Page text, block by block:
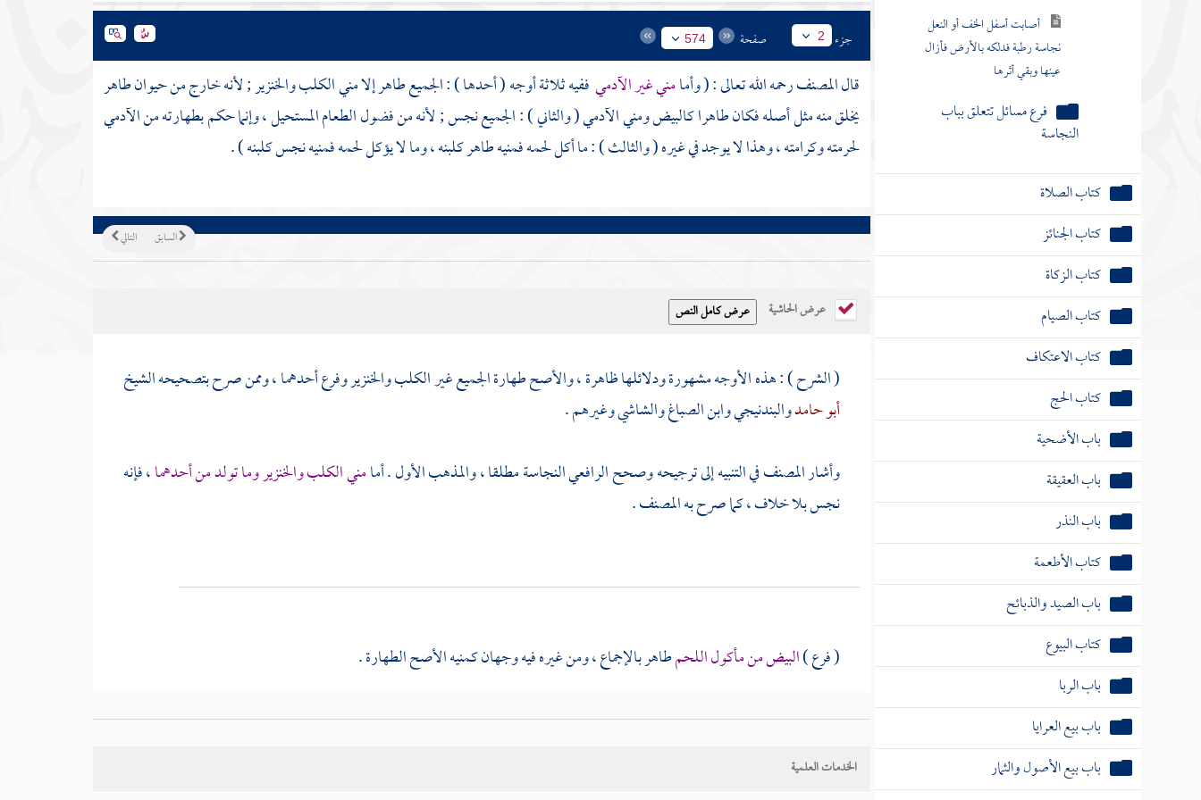
أصابت أسفل الخف أو النعل
نجاسة رطبة فدلكه بالأرض فأزال
عينها وبقي أثرها
فرع مسائل تتعلق بباب
النجاسة
كتاب الصلاة
كتاب الجنائز
كتاب الزكاة
كتاب الصيام
كتاب الاعتكاف
كتاب الحج
باب الأضحية
باب العقيقة
باب النذر
كتاب الأطعمة
باب الصيد والذبائح
كتاب البيوع
باب الربا
باب بيع العرايا
باب بيع الأصول والثمار
جزء 2 صفحة 574
قالالمصنفرحمه الله تعالى : ( وأمامني غير الآدميففيه ثلاثة أوجه ( أحدها ) : الجميع طاهر إلا مني الكلب والخنزير ; لأنه خارج من حيوان طاهر
يخلق منه مثل أصله فكان طاهرا كالبيض ومني الآدمي ( والثاني ) : الجميع نجس ; لأنه من فضول الطعام المستحيل ، وإنما حكم بطهارته من الآدمي
لحرمته وكرامته ، وهذا لا يوجد في غيره ( والثالث ) : ما أكل لحمه فمنيه طاهر كلبنه ، وما لا يؤكل لحمه فمنيه نجس كلبنه ) .
التالي السابق
عرض الحاشية
( الشرح ) : هذه الأوجه مشهورة ودلائلها ظاهرة ، والأصح طهارة الجميع غير الكلب والخنزير وفرع أحدهما ، وممن صرح بتصحيحه الشيخ
أبو حامدوالبندنيجيوابن الصباغوالشاشيوغيرهم .
وأشارالمصنففي التنبيه إلى ترجيحه وصححالرافعيالنجاسة مطلقا ، والمذهب الأول . أمامني الكلب والخنزير وما تولد من أحدهما، فإنه
نجس بلا خلاف ، كما صرح بهالمصنف.
( فرع )البيض من مأكول اللحمطاهر بالإجماع ، ومن غيره فيه وجهان كمنيه الأصح الطهارة .
وقد أشارالمصنففي تعليله الوجه الأول إلى القطع بهذا قال أصحابنا : ويجري الوجهان فيبزر القز; لأنه أصل الدود كالبيض . وأما دود القز
فطاهر بلا خلاف ، وثبت في صحيح
المسك أطيب الطيبالخدمات العلمية